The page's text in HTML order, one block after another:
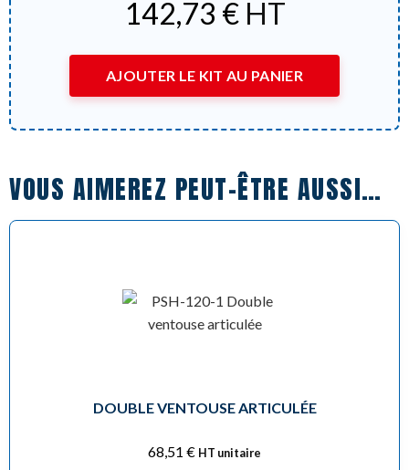
142,73 €HT
AJOUTER LE KIT AU PANIER
VOUS AIMEREZ PEUT-ÊTRE AUSSI…
DOUBLE VENTOUSE ARTICULÉE
68,51 € HT unitaire